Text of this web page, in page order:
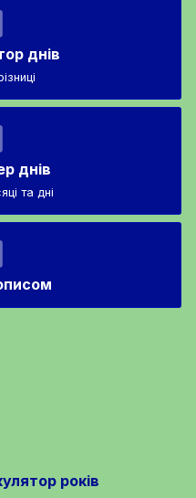
днів
днів
та дні
років